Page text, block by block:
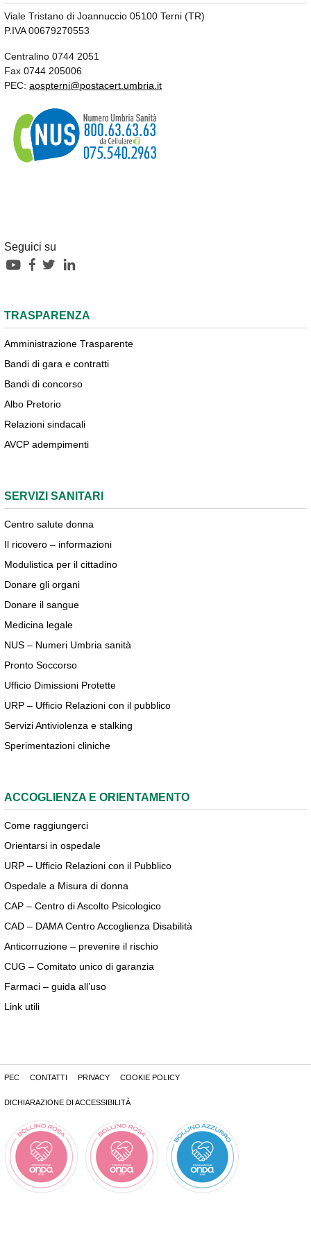
Viale Tristano di Joannuccio 05100 Terni (TR)
P.IVA 00679270553
Centralino 0744 2051
Fax 0744 205006
PEC: aospterni@postacert.umbria.it
Seguici su
TRASPARENZA
Amministrazione Trasparente
Bandi di gara e contratti
Bandi di concorso
Albo Pretorio
Relazioni sindacali
AVCP adempimenti
SERVIZI SANITARI
Centro salute donna
Il ricovero – informazioni
Modulistica per il cittadino
Donare gli organi
Donare il sangue
Medicina legale
NUS – Numeri Umbria sanità
Pronto Soccorso
Ufficio Dimissioni Protette
URP – Ufficio Relazioni con il pubblico
Servizi Antiviolenza e stalking
Sperimentazioni cliniche
ACCOGLIENZA E ORIENTAMENTO
Come raggiungerci
Orientarsi in ospedale
URP – Ufficio Relazioni con il Pubblico
Ospedale a Misura di donna
CAP – Centro di Ascolto Psicologico
CAD – DAMA Centro Accoglienza Disabilità
Anticorruzione – prevenire il rischio
CUG – Comitato unico di garanzia
Farmaci – guida all’uso
Link utili
PEC CONTATTI PRIVACY COOKIE POLICY
DICHIARAZIONE DI ACCESSIBILITÀ